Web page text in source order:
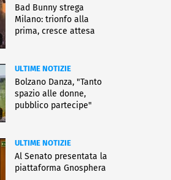
Bad Bunny strega
Milano: trionfo alla
prima, cresce attesa
ULTIME NOTIZIE
Bolzano Danza, "Tanto
spazio alle donne,
pubblico partecipe"
ULTIME NOTIZIE
Al Senato presentata la
piattaforma Gnosphera